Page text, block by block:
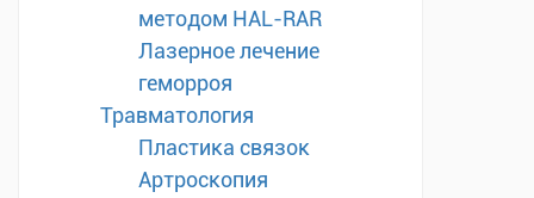
методом HAL-RAR
Лазерное лечение
геморроя
Травматология
Пластика связок
Артроскопия